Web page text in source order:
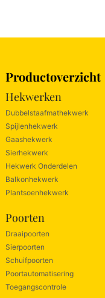
Productoverzicht
Hekwerken
Dubbelstaafmathekwerk
Spijlenhekwerk
Gaashekwerk
Sierhekwerk
Hekwerk Onderdelen
Balkonhekwerk
Plantsoenhekwerk
Poorten
Draaipoorten
Sierpoorten
Schuifpoorten
Poortautomatisering
Toegangscontrole